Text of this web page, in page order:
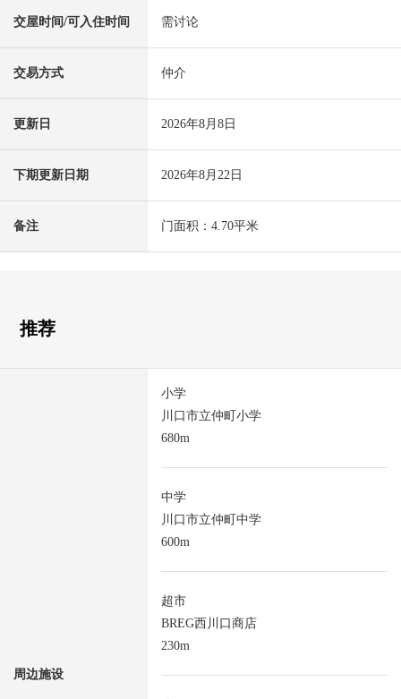
交屋时间/可入住时间 需讨论
交易方式 仲介
更新日 2026年8月8日
下期更新日期 2026年8月22日
备注 门面积：4.70平米
推荐
周边施设
小学
川口市立仲町小学
680m
中学
川口市立仲町中学
600m
超市
BREG西川口商店
230m